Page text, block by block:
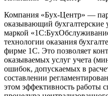
Компания «Бух-Центр» —
оказывающий бухгалтерские
маркой
технологии оказания
фирме 1С. Это позволяет
оказываемых услуг учета
ошибок, допускаемых в
составлении
этом эффективность работы